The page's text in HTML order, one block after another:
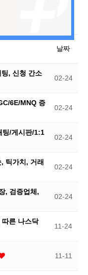
날짜
, 신청 간소
02-24
6E/MNQ 증
02-24
팅/게시판/1:1
02-24
틱가치, 거래
02-24
, 검증업체,
02-24
른 나스닥
11-24
11-11